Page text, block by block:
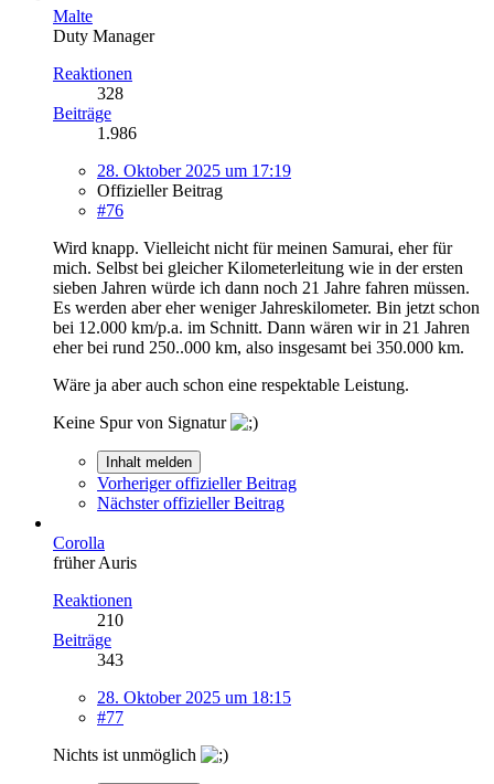
Malte
Duty Manager
Reaktionen
328
Beiträge
1.986
28. Oktober 2025 um 17:19
Offizieller Beitrag
#76
Wird knapp. Vielleicht nicht für meinen Samurai, eher für
mich. Selbst bei gleicher Kilometerleitung wie in der ersten
sieben Jahren würde ich dann noch 21 Jahre fahren müssen.
Es werden aber eher weniger Jahreskilometer. Bin jetzt schon
bei 12.000 km/p.a. im Schnitt. Dann wären wir in 21 Jahren
eher bei rund 250..000 km, also insgesamt bei 350.000 km.
Wäre ja aber auch schon eine respektable Leistung.
Keine Spur von Signatur
Inhalt melden
Vorheriger offizieller Beitrag
Nächster offizieller Beitrag
Corolla
früher Auris
Reaktionen
210
Beiträge
343
28. Oktober 2025 um 18:15
#77
Nichts ist unmöglich